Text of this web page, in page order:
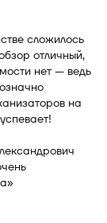
сложилось
отличный,
нет — ведь
на